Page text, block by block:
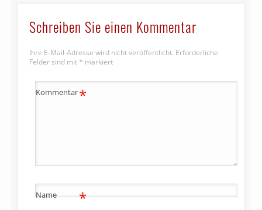
Schreiben Sie einen Kommentar
Ihre E-Mail-Adresse wird nicht veröffentlicht. Erforderliche
Felder sind mit * markiert
Kommentar*
Name *